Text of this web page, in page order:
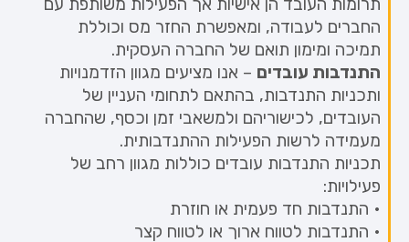
תרומות העובד הן אישיות אך הפעילות משותפת עם
החברים לעבודה, ומאפשרת החזר מס וכוללת
תמיכה ומימון תואם של החברה העסקית.
התנדבות עובדים – אנו מציעים מגוון הזדמנויות
ותכניות התנדבות, בהתאם לתחומי העניין של
העובדים, לכישוריהם ולמשאבי זמן וכסף, שהחברה
מעמידה לרשות הפעילות ההתנדבותית.
תכניות התנדבות עובדים כוללות מגוון רחב של
פעילויות:
• התנדבות חד פעמית או חוזרת
• התנדבות לטווח ארוך או לטווח קצר